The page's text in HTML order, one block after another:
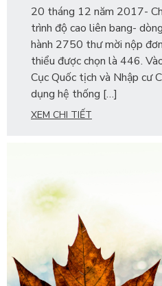
20 tháng 12 năm 2017-
trình độ cao liên bang-
hành 2750 thư mời nộp
thiểu được chọn là 446.
Cục Quốc tịch và Nhập cư
dụng hệ thống […]
XEM CHI TIẾT